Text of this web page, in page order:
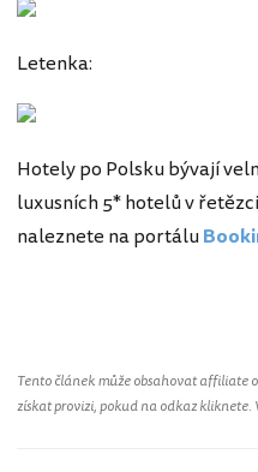
Letenka:
Hotely po Polsku bývají
luxusních 5* hotelů v řetězci
naleznete na portálu
Tento článek může obsahovat affiliate
získat provizi, pokud na odkaz kliknete.